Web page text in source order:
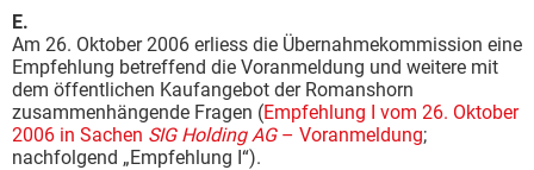
E.
Am 26. Oktober 2006 erliess die Übernahmekommission eine
Empfehlung betreffend die Voranmeldung und weitere mit
dem öffentlichen Kaufangebot der Romanshorn
zusammenhängende Fragen (Empfehlung I vom 26. Oktober
2006 in Sachen SIG Holding AG – Voranmeldung;
nachfolgend „Empfehlung I“).